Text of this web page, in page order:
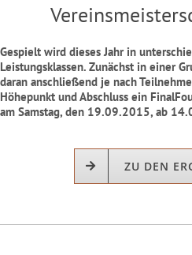
Gespielt wird dieses Jahr in
Leistungsklassen. Zunächst in einer
daran anschließend je nach
Höhepunkt und Abschluss ein
am Samstag, den 19.09.2015, ab
ZU DEN